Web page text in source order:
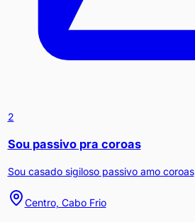
2
Sou passivo pra coroas
Sou casado sigiloso passivo amo coroas
Centro, Cabo Frio